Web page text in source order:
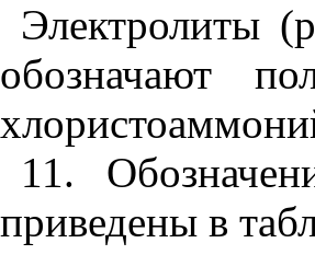
Электролиты
обозначают
11.
приведены в